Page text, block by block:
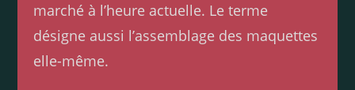
marché à l’heure actuelle. Le terme
désigne aussi l’assemblage des maquettes
elle-même.